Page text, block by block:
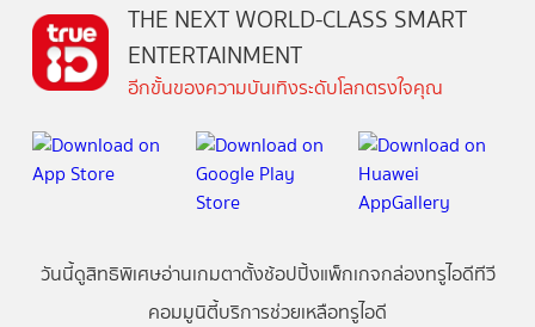
THE NEXT WORLD-CLASS SMART
ENTERTAINMENT
อีกขั้นของความบันเทิงระดับโลกตรงใจคุณ
วันนี้ดูสิทธิพิเศษอ่านเกมตาตั้งช้อปปิ้งแพ็กเกจกล่องทรูไอดีทีวี
คอมมูนิตี้บริการช่วยเหลือทรูไอดี